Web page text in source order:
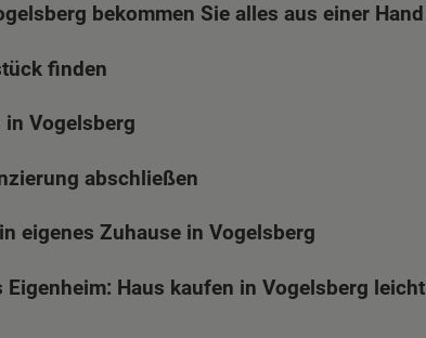
bekommen Sie alles aus einer Hand
finden
in Vogelsberg
abschließen
eigenes Zuhause in Vogelsberg
Eigenheim: Haus kaufen in Vogelsberg leicht